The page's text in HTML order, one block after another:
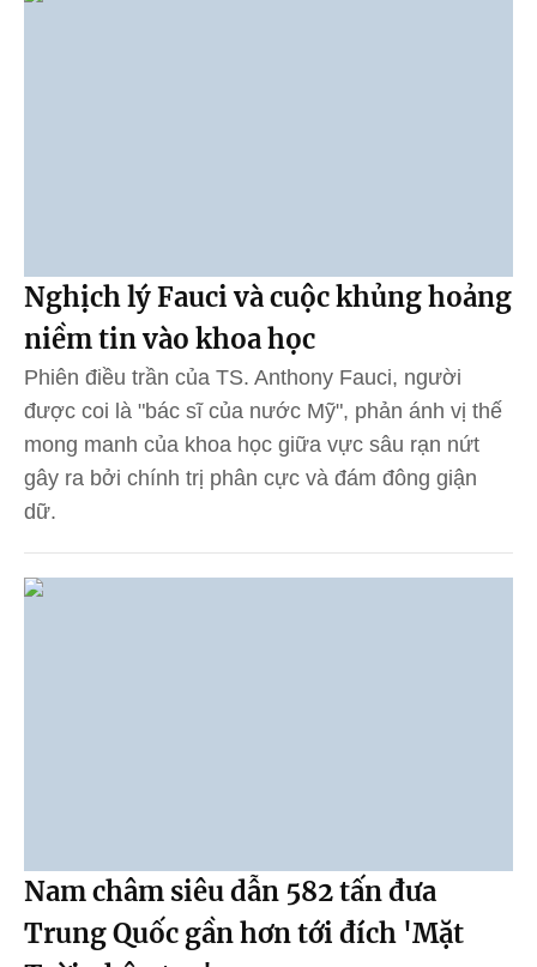
Nghịch lý Fauci và cuộc khủng hoảng
niềm tin vào khoa học
Phiên điều trần của TS. Anthony Fauci, người
được coi là "bác sĩ của nước Mỹ", phản ánh vị thế
mong manh của khoa học giữa vực sâu rạn nứt
gây ra bởi chính trị phân cực và đám đông giận
dữ.
Nam châm siêu dẫn 582 tấn đưa
Trung Quốc gần hơn tới đích 'Mặt